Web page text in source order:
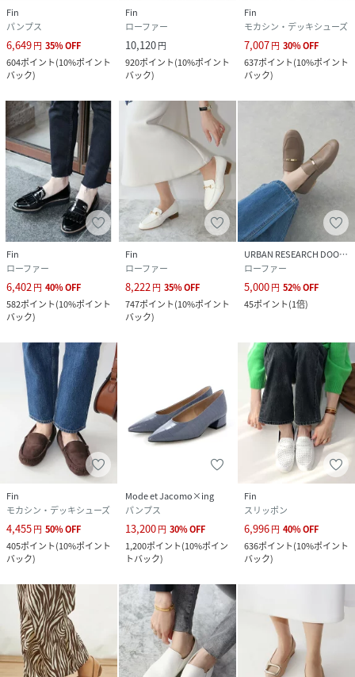
Fin
パンプス
6,649円 35%OFF
604ポイント(10%ポイント
バック)
Fin
ローファー
10,120円
920ポイント(10%ポイント
バック)
Fin
モカシン・デッキシューズ
7,007円 30%OFF
637ポイント(10%ポイント
バック)
Fin
ローファー
6,402円 40%OFF
582ポイント(10%ポイント
バック)
Fin
ローファー
8,222円 35%OFF
747ポイント(10%ポイント
バック)
URBAN RESEARCH DOORS
ローファー
5,000円 52%OFF
45ポイント(1倍)
Fin
モカシン・デッキシューズ
4,455円 50%OFF
405ポイント(10%ポイント
バック)
Mode et Jacomo×ing
パンプス
13,200円 30%OFF
1,200ポイント(10%ポイン
トバック)
Fin
スリッポン
6,996円 40%OFF
636ポイント(10%ポイント
バック)